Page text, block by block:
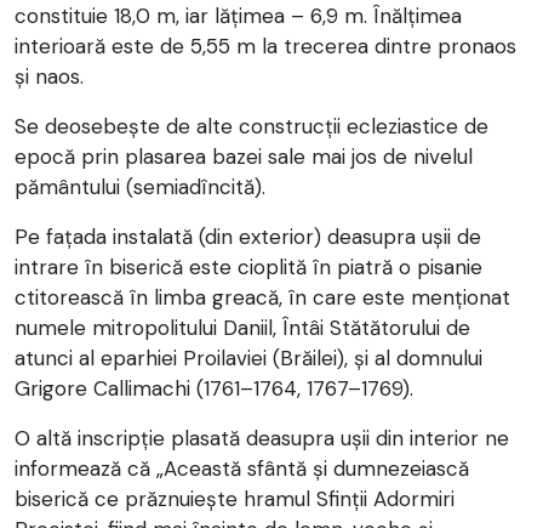
constituie 18,0 m, iar lățimea – 6,9 m. Înălțimea
interioară este de 5,55 m la trecerea dintre pronaos
și naos.
Se deosebește de alte construcții ecleziastice de
epocă prin plasarea bazei sale mai jos de nivelul
pământului (semiadîncită).
Pe fațada instalată (din exterior) deasupra ușii de
intrare în biserică este cioplită în piatră o pisanie
ctitorească în limba greacă, în care este menționat
numele mitropolitului Daniil, Întâi Stătătorului de
atunci al eparhiei Proilaviei (Brăilei), și al domnului
Grigore Callimachi (1761–1764, 1767–1769).
O altă inscripție plasată deasupra ușii din interior ne
informează că „Această sfântă și dumnezeiască
biserică ce prăznuiește hramul Sfinții Adormiri